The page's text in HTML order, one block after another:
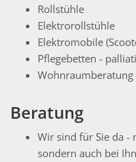
Rollstühle
Elektrorollstühle
Elektromobile
Pflegebetten -
Wohnraumberatung
Beratung
Wir sind für Sie da -
sondern auch bei